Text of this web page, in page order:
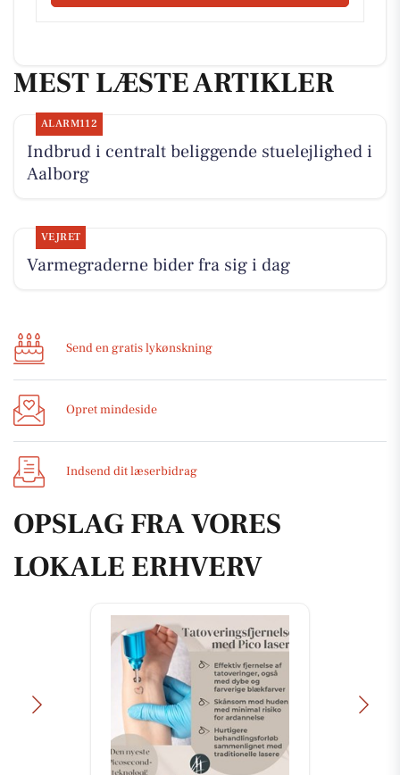
MEST LÆSTE ARTIKLER
ALARM112
Indbrud i centralt beliggende stuelejlighed i
Aalborg
VEJRET
Varmegraderne bider fra sig i dag
Send en gratis lykønskning
Opret mindeside
Indsend dit læserbidrag
OPSLAG FRA VORES
LOKALE ERHVERV